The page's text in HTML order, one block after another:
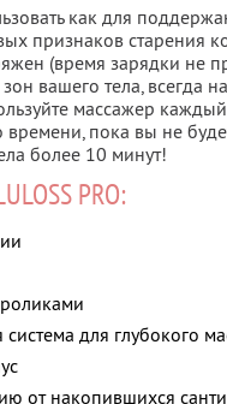
как для
признаков старения
(время зарядки не
вашего тела, всегда
массажер
пока вы не
более 10 минут!
PRO:
для глубокого
от накопившихся